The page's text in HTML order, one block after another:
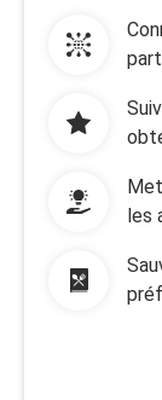
les